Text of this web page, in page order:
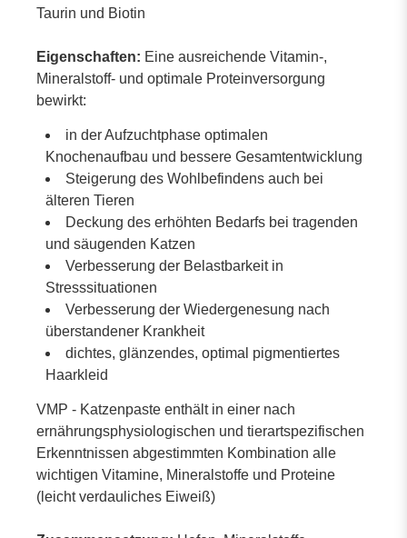
Taurin und Biotin
Eigenschaften: Eine ausreichende Vitamin-,
Mineralstoff- und optimale Proteinversorgung
bewirkt:
in der Aufzuchtphase optimalen
Knochenaufbau und bessere Gesamtentwicklung
Steigerung des Wohlbefindens auch bei
älteren Tieren
Deckung des erhöhten Bedarfs bei tragenden
und säugenden Katzen
Verbesserung der Belastbarkeit in
Stresssituationen
Verbesserung der Wiedergenesung nach
überstandener Krankheit
dichtes, glänzendes, optimal pigmentiertes
Haarkleid
VMP - Katzenpaste enthält in einer nach
ernährungsphysiologischen und tierartspezifischen
Erkenntnissen abgestimmten Kombination alle
wichtigen Vitamine, Mineralstoffe und Proteine
(leicht verdauliches Eiweiß)